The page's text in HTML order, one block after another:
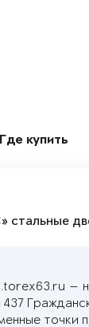
Где купить
—
437
точки